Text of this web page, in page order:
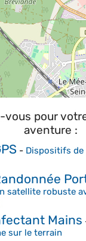
vous pour
aventure :
- Dispositifs
satellite robuste
Mains
sur le terrain